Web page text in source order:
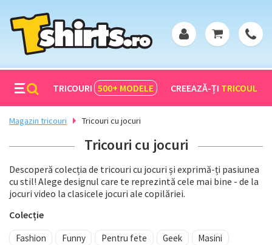
TRICOURI 500+ MODELE CREEAZĂ-ȚI TRICOUL
Magazin tricouri Tricouri cu jocuri
Tricouri cu jocuri
Descoperă colecția de tricouri cu jocuri și exprimă-ți pasiunea
cu stil! Alege designul care te reprezintă cele mai bine - de la
jocuri video la clasicele jocuri ale copilăriei.
Colecție
Fashion Funny Pentru fete Geek
Masini